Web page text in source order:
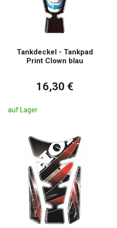
Tankdeckel - Tankpad
Print Clown blau
16,30 €
auf Lager